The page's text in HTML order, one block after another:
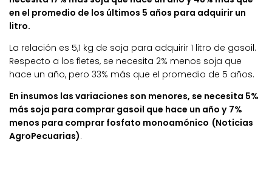
en el promedio de los últimos 5 años para adquirir un
litro.
La relación es 5,1 kg de soja para adquirir 1 litro de gasoil.
Respecto a los fletes, se necesita 2% menos soja que
hace un año, pero 33% más que el promedio de 5 años.
En insumos las variaciones son menores, se necesita 5%
más soja para comprar gasoil que hace un año y 7%
menos para comprar fosfato monoamónico (Noticias
AgroPecuarias).